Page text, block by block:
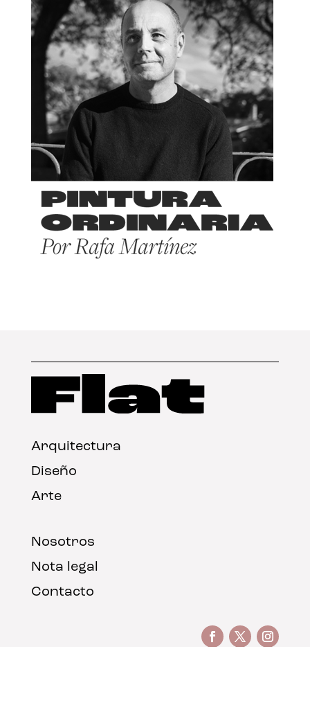
Arquitectura
Diseño
Arte
Nosotros
Nota legal
Contacto